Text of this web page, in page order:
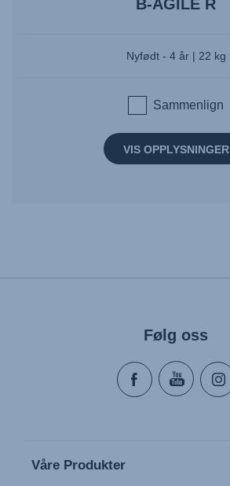
B-AGILE R
Nyfødt - 4 år | 22 kg
Sammenlign
VIS OPPLYSNINGER
Følg oss
Våre Produkter